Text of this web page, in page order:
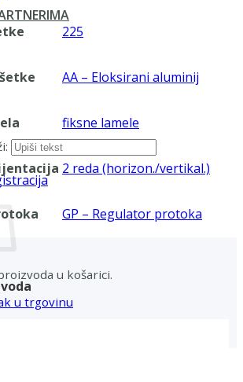
u košarici.
u trgovinu
225
AA – Eloksirani aluminij
fiksne lamele
2 reda (horizon./vertikal.)
GP – Regulator protoka